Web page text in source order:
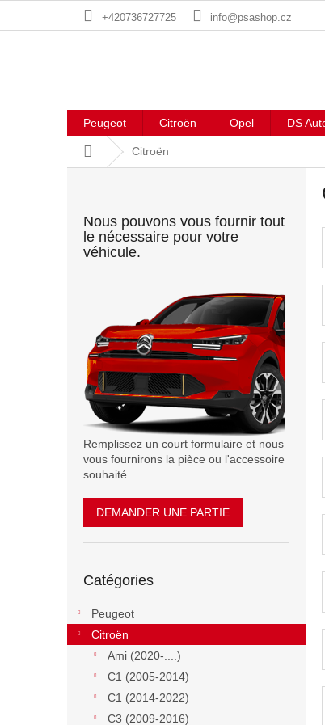
+420736727725 info@psashop.cz
Peugeot Citroën Opel DS
AccueilCitroën
Nous pouvons vous fournir tout
le nécessaire pour votre
véhicule.
Remplissez un court formulaire et nous
vous fournirons la pièce ou l'accessoire
souhaité.
DEMANDER UNE PARTIE
les
Catégories
Peugeot
Citroën
Ami (2020-....)
C1 (2005-2014)
C1 (2014-2022)
C3 (2009-2016)